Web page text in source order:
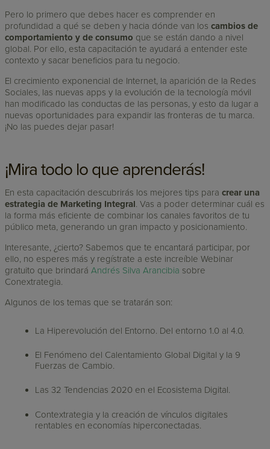
Pero lo primero que debes hacer es comprender en
profundidad a qué se deben y hacia dónde van loscambios de
comportamiento y de consumo que se están dando a nivel
global. Por ello, esta capacitación te ayudará a entender este
contexto y sacar beneficios para tu negocio.
El crecimiento exponencial de Internet, la aparición de la Redes
Sociales, las nuevas apps y la evolución de la tecnología móvil
han modificado las conductas de las personas, y esto da lugar a
nuevas oportunidades para expandir las fronteras de tu marca.
¡No las puedes dejar pasar!
¡Mira todo lo que aprenderás!
En esta capacitación descubrirás los mejores tips para crear una
estrategia de Marketing Integral. Vas a poder determinar cuál es
la forma más eficiente de combinar los canales favoritos de tu
público meta, generando un gran impacto y posicionamiento.
Interesante, ¿cierto? Sabemos que te encantará participar, por
ello, no esperes más y regístrate a este increíble Webinar
gratuito que brindaráAndrés Silva Arancibia sobre
Conextrategia.
Algunos de los temas que se tratarán son:
La Hiperevolución del Entorno. Del entorno 1.0 al 4.0.
El Fenómeno del Calentamiento Global Digital y la 9
Fuerzas de Cambio.
Las 32 Tendencias 2020 en el Ecosistema Digital.
Contextrategia y la creación de vínculos digitales
rentables en economías hiperconectadas.